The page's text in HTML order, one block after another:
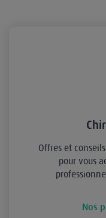
Offres et
pour vous
Nos